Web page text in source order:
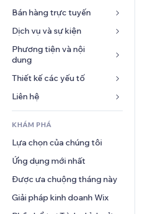
Quảng cáo
Di động
Phân tích
Xã hội
SEO
Tương tác
Niêm yết trang web
Email
Hội thoại
Bán hàng trực tuyến
Ứng dụng cho Cửa hàng
Vận chuyển và Giao hàng
Nút bán hàng
Khóa học trực tuyến
In theo yêu cầu
Kế toán
Phiếu giảm giá và khách hàng
trung thành
Giải pháp kho bãi
chuyển
Định giá và gói đăng ký
Dịch vụ và sự kiện
Khách sạn
Sự kiện
Nhà hàng
Bất động sản
Phương tiện và nội
dung
Bộ sưu tập ảnh
Âm nhạc
Tệp phát thanh
Nhiếp ảnh
Video
PDF
Chia sẻ tệp
Tin tức
Dịch vụ nội dung
Thiết kế các yếu tố
Bản đồ và dẫn đường
Quyền riêng tư và bảo mật
Đồng hồ
Mẫu trang
Hiệu ứng hình ảnh
Nút và menu
Biểu ngữ và Huy hiệu
Máy tính
Mẫu
Thăm dò ý kiến
Trò chuyện
Bình luận
Điện thoại
KHÁM PHÁ
Lựa chọn của chúng tôi
Ứng dụng mới nhất
Được ưa chuộng tháng này
Giải pháp kinh doanh Wix